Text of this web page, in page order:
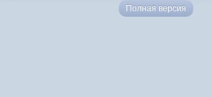
Полная версия